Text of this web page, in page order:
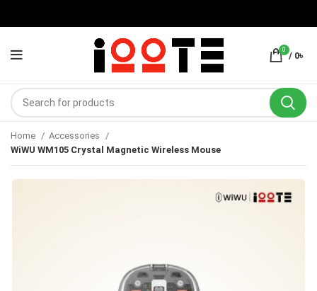
0
/ 0৳
Home
Accessories
WiWU WM105 Crystal Magnetic Wireless Mouse